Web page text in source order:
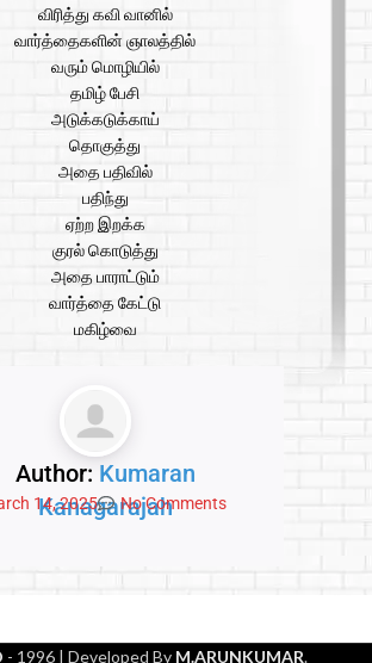
விரித்து கவி வானில்
வார்த்தைகளின் ஞாலத்தில்
வரும் மொழியில்
தமிழ் பேசி
அடுக்கடுக்காய்
தொகுத்து
அதை பதிவில்
பதிந்து
ஏற்ற இறக்க
குரல் கொடுத்து
அதை பாராட்டும்
வார்த்தை கேட்டு
மகிழ்வை
Author: Kumaran
Kanagarajah
14, 2025 No Comments
- 1996 | Developed By M.ARUNKUMAR.